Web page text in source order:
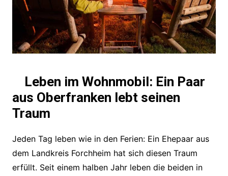
Leben im Wohnmobil: Ein Paar
aus Oberfranken lebt seinen
Traum
Jeden Tag leben wie in den Ferien: Ein Ehepaar aus
dem Landkreis Forchheim hat sich diesen Traum
erfüllt. Seit einem halben Jahr leben die beiden in